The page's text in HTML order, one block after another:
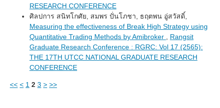
RESEARCH CONFERENCE
ศิลปการ สนิทโกศัย, สมพร ปั่นโภชา, ธฤตพน อู่สวัสดิ์,
Measuring the effectiveness of Break High Strategy using
Quantitative Trading Methods by Amibroker
Rangsit
Graduate Research Conference : RGRC: Vol 17 (2565):
THE 17TH UTCC NATIONAL GRADUATE RESEARCH
CONFERENCE
<< < 1 2 3 > >>